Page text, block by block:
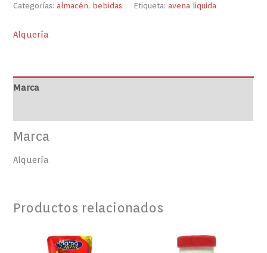
Categorías:almacén, bebidas Etiqueta:avena liquida
Alquería
Marca
Marca
Alquería
Productos relacionados
DE
MAVESA